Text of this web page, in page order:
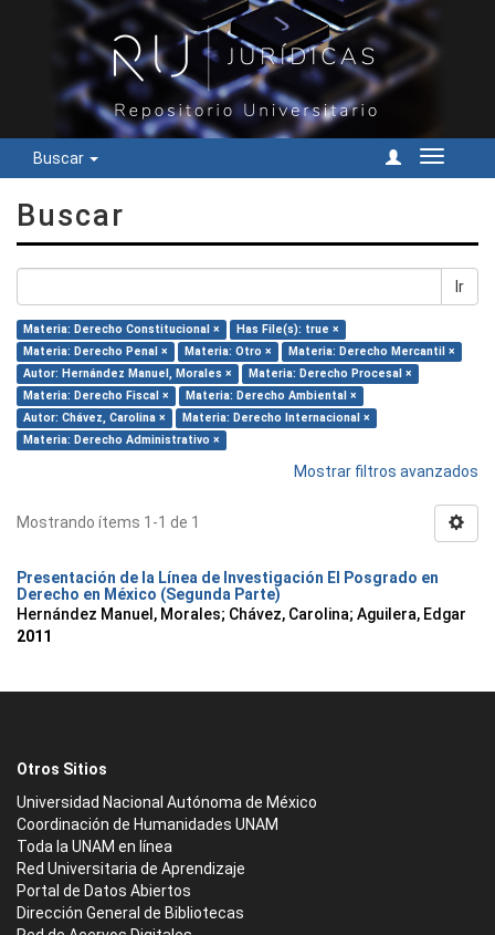
Buscar
Cambiar
Buscar
Ir
Materia: Derecho Constitucional ×
Has File(s): true ×
Materia: Derecho Penal ×
Materia: Otro ×
Materia: Derecho Mercantil ×
Autor: Hernández Manuel, Morales ×
Materia: Derecho Procesal ×
Materia: Derecho Fiscal ×
Materia: Derecho Ambiental ×
Autor: Chávez, Carolina ×
Materia: Derecho Internacional ×
Materia: Derecho Administrativo ×
Mostrar filtros avanzados
Mostrando ítems 1-1 de 1
Presentación de la Línea de Investigación El Posgrado en
Derecho en México (Segunda Parte)
Hernández Manuel, Morales; Chávez, Carolina; Aguilera, Edgar
2011
Otros Sitios
Universidad Nacional Autónoma de México
Coordinación de Humanidades UNAM
Toda la UNAM en línea
Red Universitaria de Aprendizaje
Portal de Datos Abiertos
Dirección General de Bibliotecas